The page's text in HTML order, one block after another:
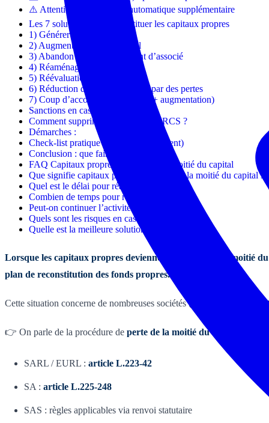
⚠️ Attention : pas de délai automatique supplémentaire
Les 7 solutions pour reconstituer les capitaux propres
1) Générer des bénéfices
2) Augmenter le capital social
3) Abandon de compte courant d’associé
4) Réaménagement des dettes
5) Réévaluation libre des actifs
6) Réduction de capital motivée par des pertes
7) Coup d’accordéon (réduction + augmentation)
Sanctions en cas de non-respect
Comment supprimer la mention au RCS ?
Démarches :
Check-list pratique (à suivre absolument)
Conclusion : que faire concrètement ?
FAQ Capitaux propres inférieurs à la moitié du capital
Que signifie capitaux propres inférieurs à la moitié du capital
Quel est le délai pour réagir ?
Combien de temps pour régulariser ?
Peut-on continuer l’activité ?
Quels sont les risques en cas d’inaction ?
Quelle est la meilleure solution ?
Lorsque les capitaux propres deviennent inférieurs à la moitié
plan de reconstitution des fonds propres.
Cette situation concerne de nombreuses sociétés ( ,
👉 On parle de la procédure de perte de la moitié du capital social
SARL / EURL : article L.223-42
SA : article L.225-248
SAS : règles applicables via renvoi statutaire